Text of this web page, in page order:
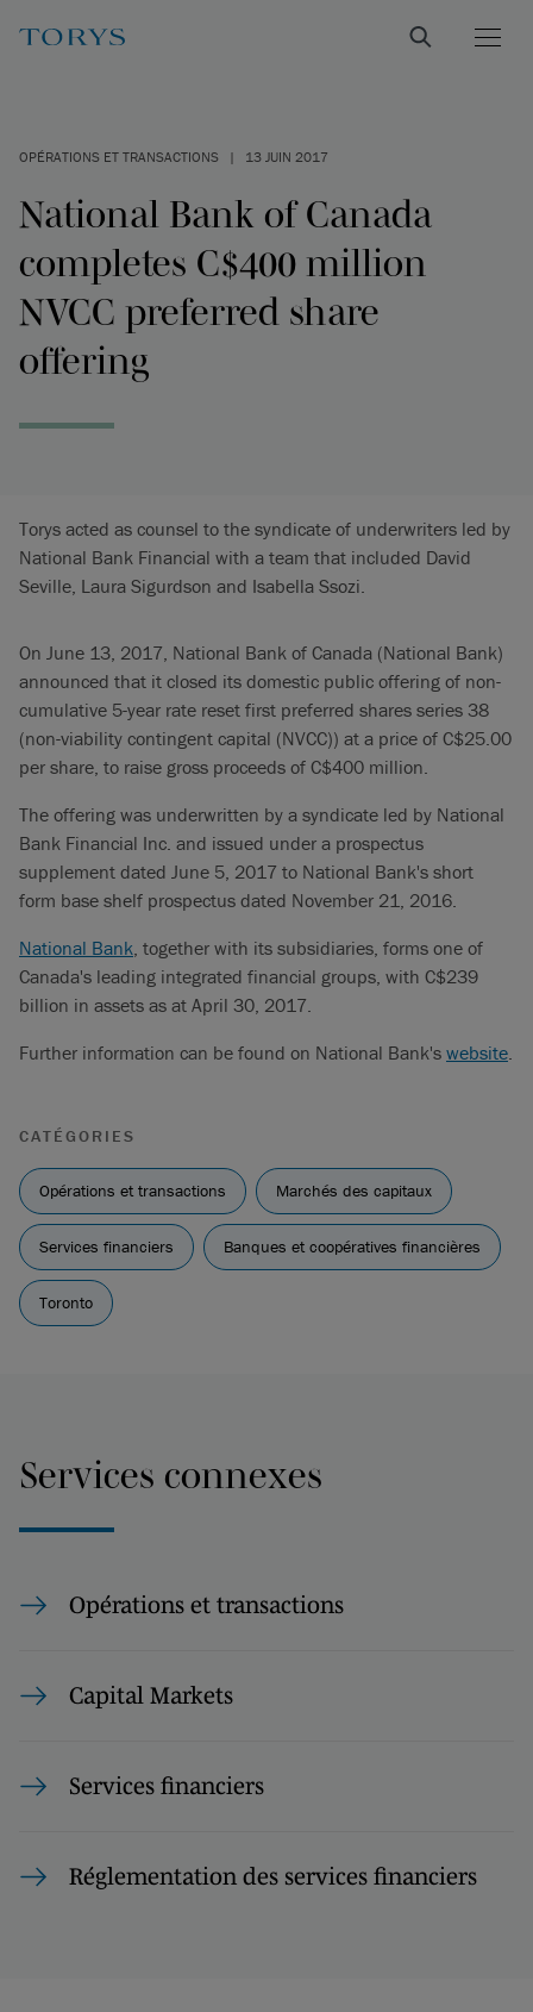
OPÉRATIONS ET TRANSACTIONS | 13 JUIN 2017
National Bank of Canada
completes C$400 million
NVCC preferred share
offering
Torys acted as counsel to the syndicate of underwriters led by
National Bank Financial with a team that included David
Seville, Laura Sigurdson and Isabella Ssozi.
On June 13, 2017, National Bank of Canada (National Bank)
announced that it closed its domestic public offering of non-
cumulative 5-year rate reset first preferred shares series 38
(non-viability contingent capital (NVCC)) at a price of C$25.00
per share, to raise gross proceeds of C$400 million.
The offering was underwritten by a syndicate led by National
Bank Financial Inc. and issued under a prospectus
supplement dated June 5, 2017 to National Bank's short
form base shelf prospectus dated November 21, 2016.
National Bank, together with its subsidiaries, forms one of
Canada's leading integrated financial groups, with C$239
billion in assets as at April 30, 2017.
Further information can be found on National Bank's website.
CATÉGORIES
Opérations et transactions Marchés des capitaux
Services financiers Banques et coopératives financières
Toronto
Services connexes
Opérations et transactions
Capital Markets
Services financiers
Réglementation des services financiers